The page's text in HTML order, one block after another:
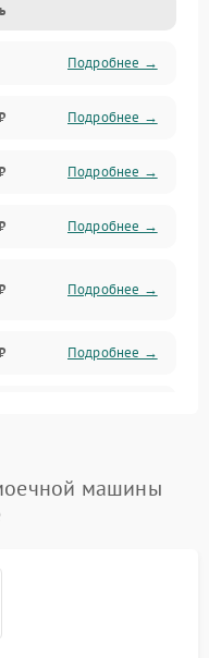
Подробнее →
Подробнее →
Подробнее →
Подробнее →
Подробнее →
Подробнее →
Подробнее →
машины